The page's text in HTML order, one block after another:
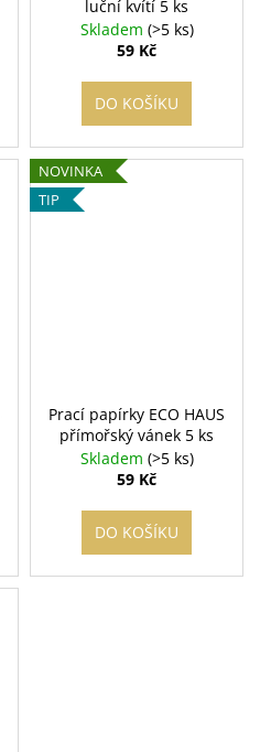
luční kvítí 5 ks
Skladem (>5 ks)
59 Kč
DO KOŠÍKU
NOVINKA
TIP
Prací papírky ECO HAUS
přímořský vánek 5 ks
Skladem (>5 ks)
59 Kč
DO KOŠÍKU